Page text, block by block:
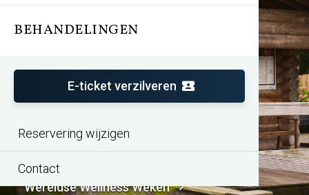
BEHANDELINGEN
E-ticket verzilveren
Reservering wijzigen
Contact
Een oase van rust in de Randstad
Bekijk de sauna aanbiedingen
Wereldse Wellness Weken